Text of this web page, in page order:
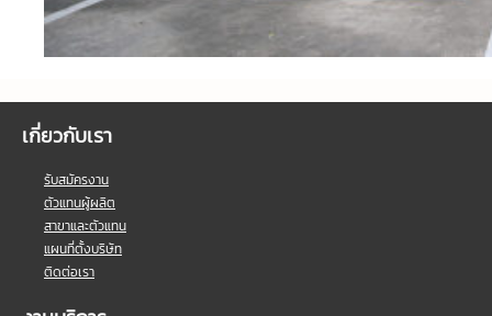
เกี่ยวกับเรา
รับสมัครงาน
ตัวแทนผู้ผลิต
สาขาและตัวแทน
แผนที่ตั้งบริษัท
ติดต่อเรา